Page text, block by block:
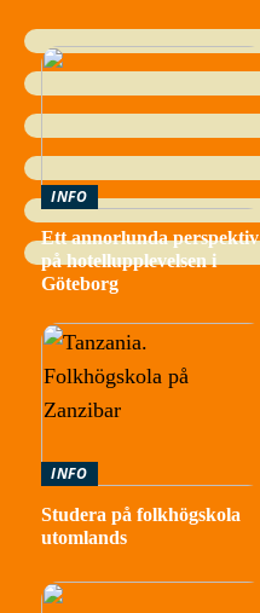
INFO
Ett annorlunda perspektiv
på hotellupplevelsen i
Göteborg
INFO
Studera på folkhögskola
utomlands